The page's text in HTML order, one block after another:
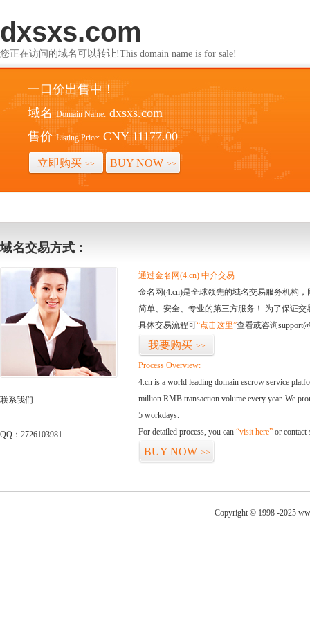
dxsxs.com
您正在访问的域名可以转让!This domain name is for sale!
一口价出售中！
域名 Domain Name: dxsxs.com
售价 Listing Price: CNY 11177.00
立即购买 >> BUY NOW >>
域名交易方式：
联系我们
QQ：2726103981
通过金名网(4.cn) 中介交易
金名网(4.cn)是全球领先的域名交易服务机构
简单、安全、专业的第三方服务！ 为了保证
具体交易流程可“点击这里”查看或咨询
我要购买 >>
Process Overview:
4.cn is a world leading domain escrow service
million RMB transaction volume every year. We
5 workdays.
For detailed process, you can “visit here” or contact
BUY NOW >>
Copyright © 1998 -2025